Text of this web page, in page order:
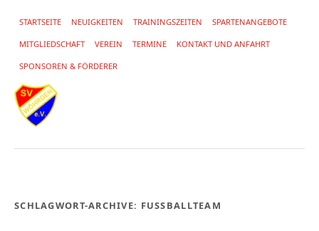
STARTSEITE NEUIGKEITEN TRAININGSZEITEN SPARTENANGEBOTE
MITGLIEDSCHAFT VEREIN TERMINE KONTAKT UND ANFAHRT
SPONSOREN & FÖRDERER
SCHLAGWORT-ARCHIVE: FUSSBALLTEAM